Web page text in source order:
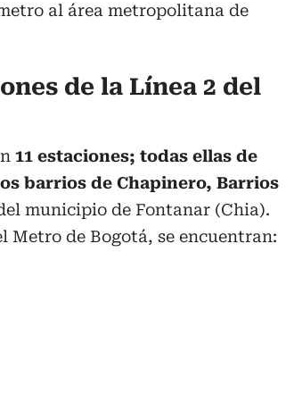
al área metropolitana de
de la Línea 2 del
11 estaciones; todas ellas de
barrios de Chapinero, Barrios
municipio de Fontanar (Chia).
Metro de Bogotá, se encuentran: